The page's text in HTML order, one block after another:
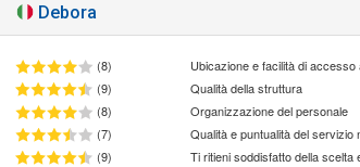
Debora
(8)
Ubicazione e facilità di accesso
(9)
Qualità della struttura
(8)
Organizzazione del personale
(7)
Qualità e puntualità del servizio
(9)